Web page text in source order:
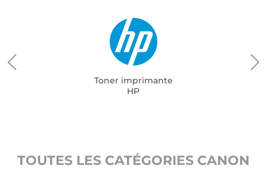
Toner imprimante
HP
TOUTES LES CATÉGORIES CANON